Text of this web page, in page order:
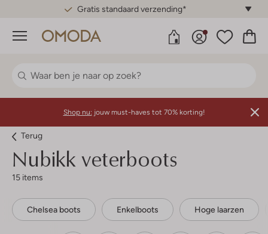
Gratis standaard verzending*
Menu
Shop nu: jouw must-haves tot 70% korting!
Terug
Nubikk veterboots
15 items
Chelsea boots Enkelboots Hoge laarzen